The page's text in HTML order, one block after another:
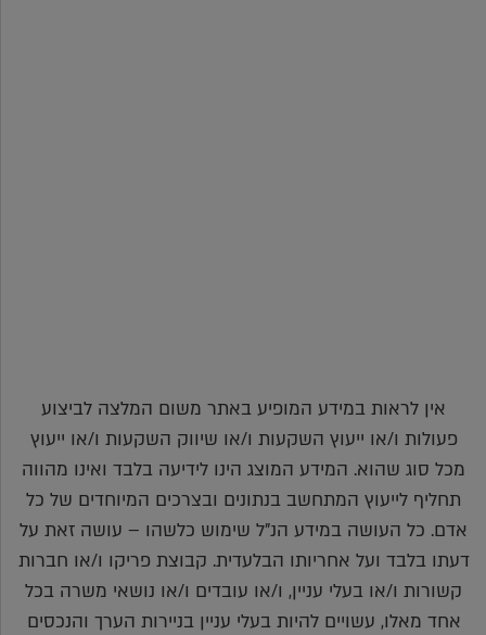
אין לראות במידע המופיע באתר משום המלצה לביצוע
פעולות ו/או ייעוץ השקעות ו/או שיווק השקעות ו/או ייעוץ
מכל סוג שהוא. המידע המוצג הינו לידיעה בלבד ואינו מהווה
תחליף לייעוץ המתחשב בנתונים ובצרכים המיוחדים של כל
אדם. כל העושה במידע הנ"ל שימוש כלשהו – עושה זאת על
דעתו בלבד ועל אחריותו הבלעדית. קבוצת פריקו ו/או חברות
קשורות ו/או בעלי עניין, ו/או עובדים ו/או נושאי משרה בכל
אחד מאלו, עשויים להיות בעלי עניין בניירות הערך והנכסים